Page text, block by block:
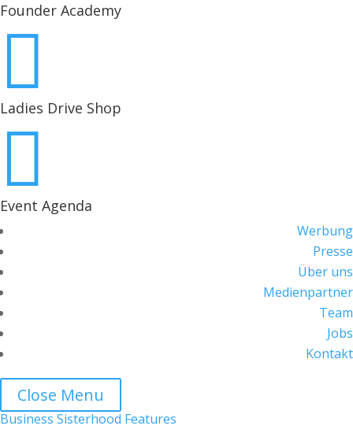
Founder Academy

Ladies Drive Shop

Event Agenda
Werbung
Presse
Über uns
Medienpartner
Team
Jobs
Kontakt
Close Menu
Business Sisterhood Features